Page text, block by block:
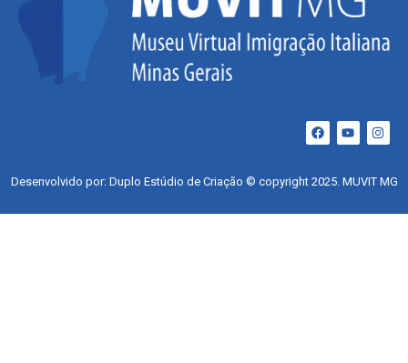
Desenvolvido por: Duplo Estúdio de Criação © copyright 2025. MUVIT MG